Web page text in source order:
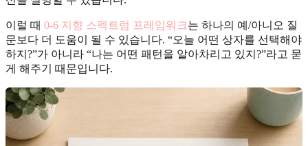
이럴 때 0-6 지향 스펙트럼 프레임워크는 하나의 예/아니오 질
문보다 더 도움이 될 수 있습니다. “오늘 어떤 상자를 선택해야
하지?”가 아니라 “나는 어떤 패턴을 알아차리고 있지?”라고 묻
게 해주기 때문입니다.